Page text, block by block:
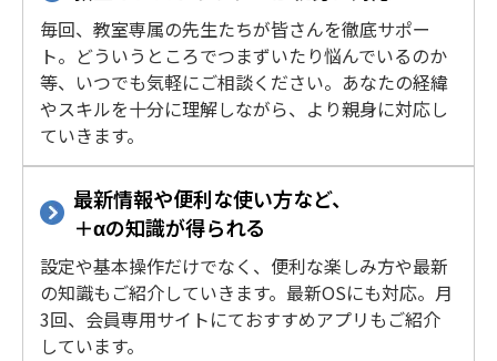
毎回、教室専属の先生たちが皆さんを徹底サポー
ト。どういうところでつまずいたり悩んでいるのか
等、いつでも気軽にご相談ください。あなたの経緯
やスキルを十分に理解しながら、より親身に対応し
ていきます。
最新情報や便利な使い方など、
＋αの知識が得られる
設定や基本操作だけでなく、便利な楽しみ方や最新
の知識もご紹介していきます。最新OSにも対応。月
3回、会員専用サイトにておすすめアプリもご紹介
しています。